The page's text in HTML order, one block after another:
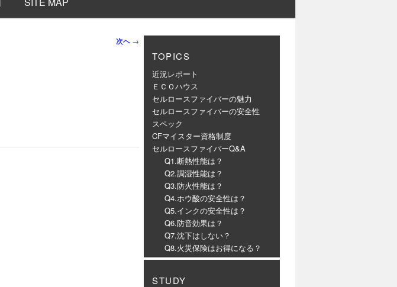
次へ→
TOPICS
近況レポート
ＥＣＯハウス
セルロースファイバーの魅力
セルロースファイバーの安全性
スペック
CFマイスター資格制度
セルロースファイバーQ&A
Q1.断熱性能は？
Q2.調湿性能は？
Q3.防火性能は？
Q4.ホウ酸の安全性は？
Q5.インクの安全性は？
Q6.防音効果は？
Q7.沈下はしない？
Q8.火災保険はお得になる？
STUDY